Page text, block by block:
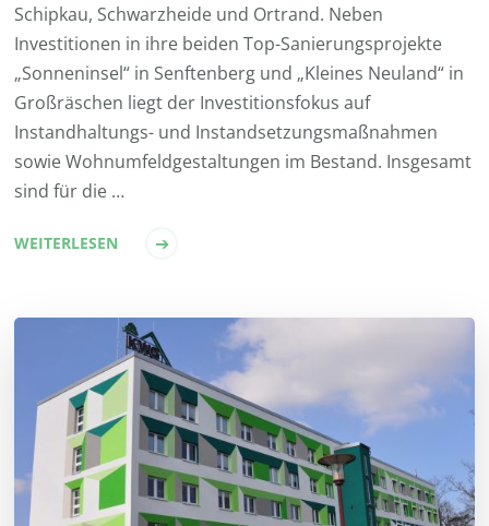
Schipkau, Schwarzheide und Ortrand. Neben
Investitionen in ihre beiden Top-Sanierungsprojekte
„Sonneninsel“ in Senftenberg und „Kleines Neuland“ in
Großräschen liegt der Investitionsfokus auf
Instandhaltungs- und Instandsetzungsmaßnahmen
sowie Wohnumfeldgestaltungen im Bestand. Insgesamt
sind für die …
WEITERLESEN